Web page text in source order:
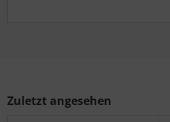
Zuletzt angesehen